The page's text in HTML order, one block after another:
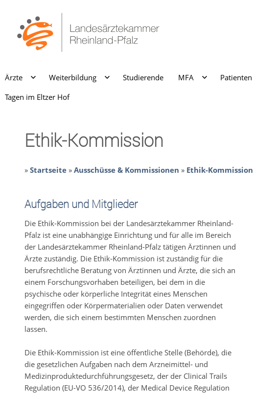
Ärzte Weiterbildung Studierende MFA Patienten
Tagen im Eltzer Hof
Ethik-Kommission
» Startseite » Ausschüsse & Kommissionen » Ethik-Kommission
Aufgaben und Mitglieder
Die Ethik-Kommission bei der Landesärztekammer Rheinland-
Pfalz ist eine unabhängige Einrichtung und für alle im Bereich
der Landesärztekammer Rheinland-Pfalz tätigen Ärztinnen und
Ärzte zuständig. Die Ethik-Kommission ist zuständig für die
berufsrechtliche Beratung von Ärztinnen und Ärzte, die sich an
einem Forschungsvorhaben beteiligen, bei dem in die
psychische oder körperliche Integrität eines Menschen
eingegriffen oder Körpermaterialien oder Daten verwendet
werden, die sich einem bestimmten Menschen zuordnen
lassen.
Die Ethik-Kommission ist eine öffentliche Stelle (Behörde), die
die gesetzlichen Aufgaben nach dem Arzneimittel- und
Medizinproduktedurchführungsgesetz, der der Clinical Trails
Regulation (EU-VO 536/2014), der Medical Device Regulation